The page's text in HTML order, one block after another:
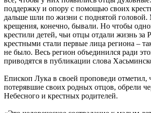
поддержку и опору с помощью своих
дальше шли по жизни с поднятой головой.
крещения, конечно, бывали. Но чтобы
крестили детей, чьи отцы отдали жизнь за
крестными стали первые лица региона –
не было. Весь регион объединился ради
приводятся в публикации слова
Епископ Лука в своей проповеди отметил,
потерявшие своих родных отцов, обрели
Небесного и крестных родителей.